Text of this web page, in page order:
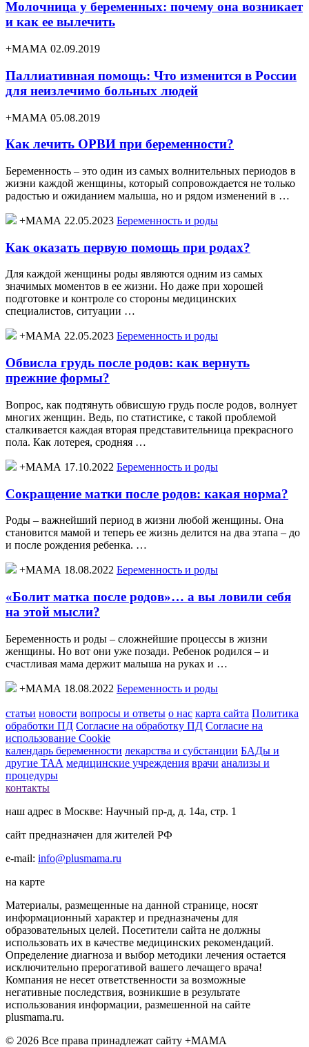
Молочница у беременных: почему она возникает
и как ее вылечить
+МАМА 02.09.2019
Паллиативная помощь: Что изменится в России
для неизлечимо больных людей
+МАМА 05.08.2019
Как лечить ОРВИ при беременности?
Беременность – это один из самых волнительных периодов в
жизни каждой женщины, который сопровождается не только
радостью и ожиданием малыша, но и рядом изменений в …
+МАМА 22.05.2023 Беременность и роды
Как оказать первую помощь при родах?
Для каждой женщины роды являются одним из самых
значимых моментов в ее жизни. Но даже при хорошей
подготовке и контроле со стороны медицинских
специалистов, ситуации …
+МАМА 22.05.2023 Беременность и роды
Обвисла грудь после родов: как вернуть
прежние формы?
Вопрос, как подтянуть обвисшую грудь после родов, волнует
многих женщин. Ведь, по статистике, с такой проблемой
сталкивается каждая вторая представительница прекрасного
пола. Как лотерея, сродняя …
+МАМА 17.10.2022 Беременность и роды
Сокращение матки после родов: какая норма?
Роды – важнейший период в жизни любой женщины. Она
становится мамой и теперь ее жизнь делится на два этапа – до
и после рождения ребенка. …
+МАМА 18.08.2022 Беременность и роды
«Болит матка после родов»… а вы ловили себя
на этой мысли?
Беременность и роды – сложнейшие процессы в жизни
женщины. Но вот они уже позади. Ребенок родился – и
счастливая мама держит малыша на руках и …
+МАМА 18.08.2022 Беременность и роды
статьи новости вопросы и ответы о нас карта сайта Политика
обработки ПД Согласие на обработку ПД Согласие на
использование Cookie
календарь беременности лекарства и субстанции БАДы и
другие ТАА медицинские учреждения врачи анализы и
процедуры
контакты
наш адрес в Москве: Научный пр-д, д. 14а, стр. 1
сайт предназначен для жителей РФ
e-mail: info@plusmama.ru
на карте
Материалы, размещенные на данной странице, носят
информационный характер и предназначены для
образовательных целей. Посетители сайта не должны
использовать их в качестве медицинских рекомендаций.
Определение диагноза и выбор методики лечения остается
исключительно прерогативой вашего лечащего врача!
Компания не несет ответственности за возможные
негативные последствия, возникшие в результате
использования информации, размешенной на сайте
plusmama.ru.
© 2026 Все права принадлежат сайту +МАМА